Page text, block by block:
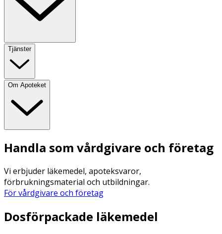
Tjänster
Om Apoteket
Handla som vårdgivare och företag
Vi erbjuder läkemedel, apoteksvaror,
förbrukningsmaterial och utbildningar.
För vårdgivare och företag
Dosförpackade läkemedel